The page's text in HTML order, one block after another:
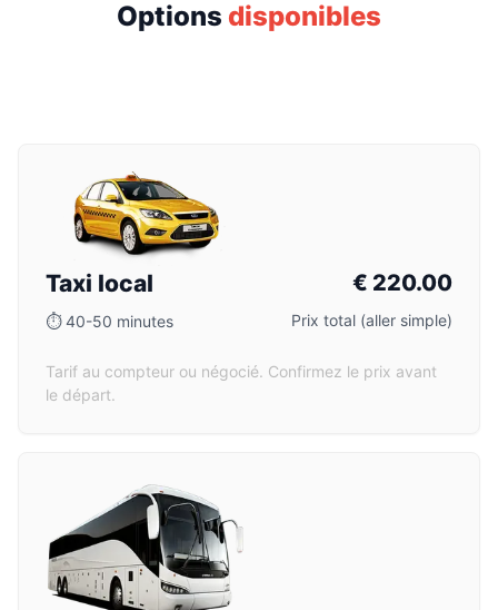
Options disponibles
Taxi local
⏱40-50 minutes
€ 220.00
Prix total (aller simple)
Tarif au compteur ou négocié. Confirmez le prix avant
le départ.